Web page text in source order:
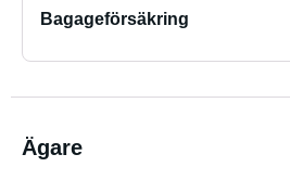
Bagageförsäkring
Ägare